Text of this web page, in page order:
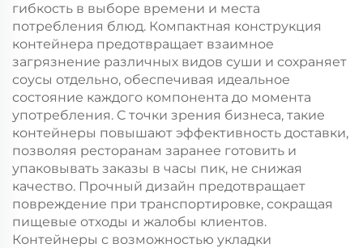
гибкость в выборе времени и места
потребления блюд. Компактная конструкция
контейнера предотвращает взаимное
загрязнение различных видов суши и сохраняет
соусы отдельно, обеспечивая идеальное
состояние каждого компонента до момента
употребления. С точки зрения бизнеса, такие
контейнеры повышают эффективность доставки,
позволяя ресторанам заранее готовить и
упаковывать заказы в часы пик, не снижая
качество. Прочный дизайн предотвращает
повреждение при транспортировке, сокращая
пищевые отходы и жалобы клиентов.
Контейнеры с возможностью укладки